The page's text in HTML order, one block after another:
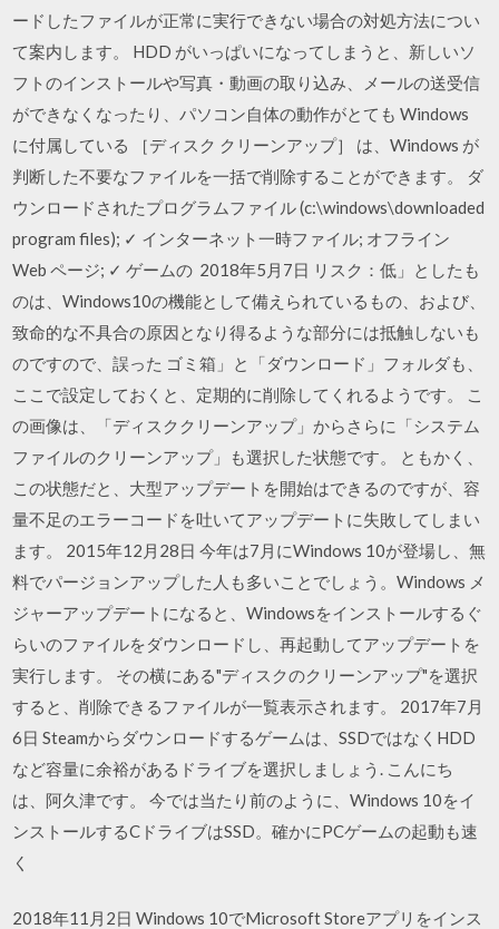
ードしたファイルが正常に実行できない場合の対処方法につい
て案内します。 HDD がいっぱいになってしまうと、新しいソ
フトのインストールや写真・動画の取り込み、メールの送受信
ができなくなったり、パソコン自体の動作がとても Windows
に付属している ［ディスク クリーンアップ］ は、Windows が
判断した不要なファイルを一括で削除することができます。 ダ
ウンロードされたプログラムファイル (c:\windows\downloaded
program files); ✓ インターネット一時ファイル; オフライン
Web ページ; ✓ ゲームの 2018年5月7日 リスク：低」としたも
のは、Windows10の機能として備えられているもの、および、
致命的な不具合の原因となり得るような部分には抵触しないも
のですので、誤った ゴミ箱」と「ダウンロード」フォルダも、
ここで設定しておくと、定期的に削除してくれるようです。 こ
の画像は、「ディスククリーンアップ」からさらに「システム
ファイルのクリーンアップ」も選択した状態です。 ともかく、
この状態だと、大型アップデートを開始はできるのですが、容
量不足のエラーコードを吐いてアップデートに失敗してしまい
ます。 2015年12月28日 今年は7月にWindows 10が登場し、無
料でパージョンアップした人も多いことでしょう。Windows メ
ジャーアップデートになると、Windowsをインストールするぐ
らいのファイルをダウンロードし、再起動してアップデートを
実行します。 その横にある"ディスクのクリーンアップ"を選択
すると、削除できるファイルが一覧表示されます。 2017年7月
6日 Steamからダウンロードするゲームは、SSDではなくHDD
など容量に余裕があるドライブを選択しましょう. こんにち
は、阿久津です。 今では当たり前のように、Windows 10をイ
ンストールするCドライブはSSD。確かにPCゲームの起動も速
く
2018年11月2日 Windows 10でMicrosoft Storeアプリをインス